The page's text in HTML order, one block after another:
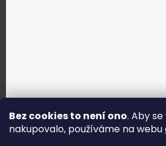
Bez cookies to není ono. Aby
nakupovalo, používáme na webu